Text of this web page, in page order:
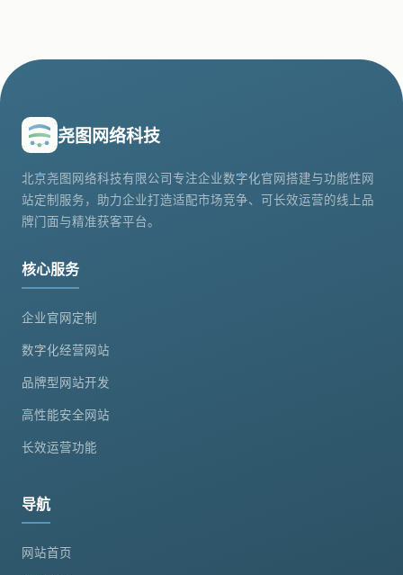
尧图网络科技
北京尧图网络科技有限公司专注企业数字化官网搭建与功能性网
站定制服务，助力企业打造适配市场竞争、可长效运营的线上品
牌门面与精准获客平台。
核心服务
企业官网定制
数字化经营网站
品牌型网站开发
高性能安全网站
长效运营功能
导航
网站首页